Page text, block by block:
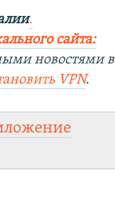
.
сайта:
новостями в
VPN.